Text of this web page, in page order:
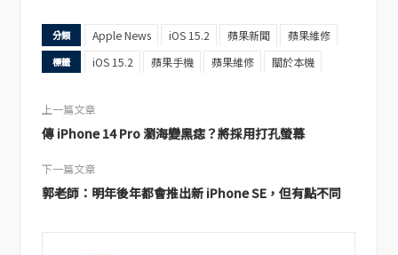
分類 Apple News iOS 15.2 蘋果新聞 蘋果維修
標籤 iOS 15.2 蘋果手機 蘋果維修 關於本機
上一篇文章
傳 iPhone 14 Pro 瀏海變黑痣？將採用打孔螢幕
下一篇文章
郭老師：明年後年都會推出新 iPhone SE，但有點不同